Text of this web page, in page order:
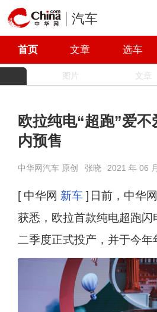
汽车
首页 文章 选车
图片 文章
欧拉纯电“超跑”爱
内预售
中华网汽车 原创 张晓 2021 年 06
[ 中华网 新车] 日前，中华
获悉，欧拉首款纯电超跑
二季度正式投产，并于今年